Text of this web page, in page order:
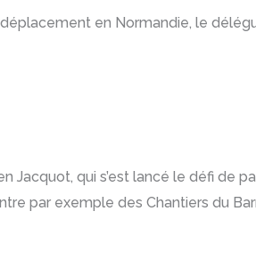
en Normandie, le
Jacquot, qui s’est lancé le défi de
par exemple des Chantiers du